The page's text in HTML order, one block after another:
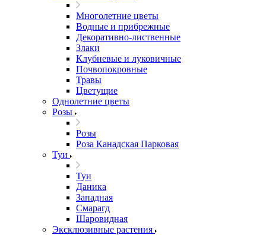
Многолетние цветы
Водные и прибрежные
Декоративно-лиственные
Злаки
Клубневые и луковичные
Почвопокровные
Травы
Цветущие
Однолетние цветы
Розы
Розы
Роза Канадская Парковая
Туи
Туи
Даника
Западная
Смарагд
Шаровидная
Эксклюзивные растения